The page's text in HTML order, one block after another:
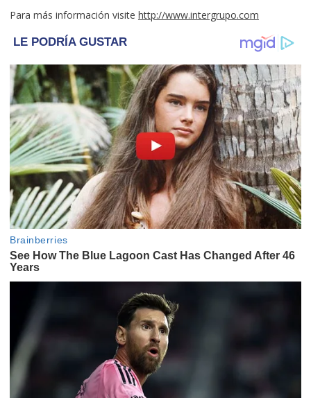
Para más información visite http://www.intergrupo.com